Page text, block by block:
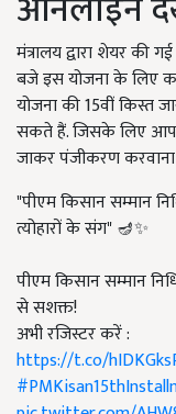
मंत्रालय द्वारा शेयर की
बजे इस योजना के लिए
योजना की 15वीं किस्त
सकते हैं. जिसके लिए
जाकर पंजीकरण करवाना
"पीएम किसान सम्मान
त्योहारों के संग" 🪔✨
पीएम किसान सम्मान
से सशक्त!
अभी रजिस्टर करें :
https://t.co/